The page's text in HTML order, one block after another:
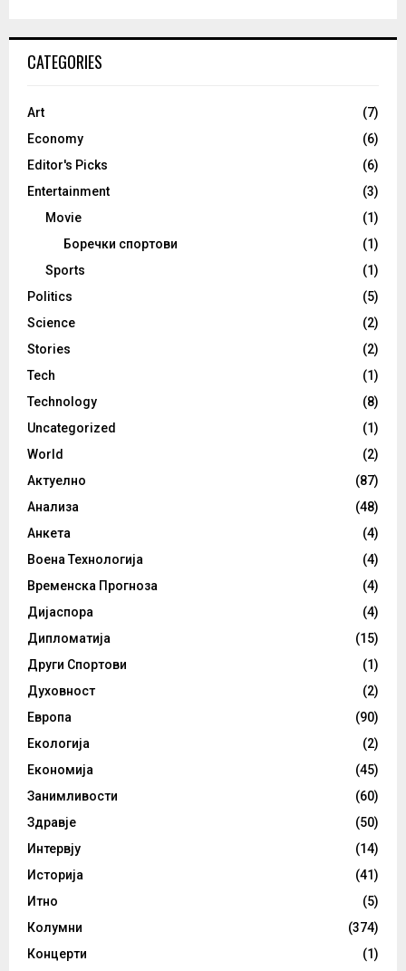
CATEGORIES
Art
(7)
Economy
(6)
Editor's Picks
(6)
Entertainment
(3)
Movie
(1)
Боречки спортови
(1)
Sports
(1)
Politics
(5)
Science
(2)
Stories
(2)
Tech
(1)
Technology
(8)
Uncategorized
(1)
World
(2)
Актуелно
(87)
Анализа
(48)
Анкета
(4)
Воена Технологија
(4)
Временска Прогноза
(4)
Дијаспора
(4)
Дипломатија
(15)
Други Спортови
(1)
Духовност
(2)
Европа
(90)
Екологија
(2)
Економија
(45)
Занимливости
(60)
Здравје
(50)
Интервју
(14)
Историја
(41)
Итно
(5)
Колумни
(374)
Концерти
(1)